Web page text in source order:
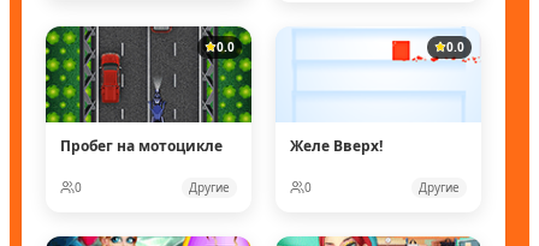
0.0
Пробег на мотоцикле
0 Другие
0.0
Желе Вверх!
0 Другие